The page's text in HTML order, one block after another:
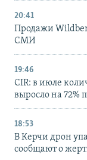
20:41
Продажи
СМИ
19:46
CIR: в июле
выросло на 72%
18:53
В Керчи дрон
сообщают о